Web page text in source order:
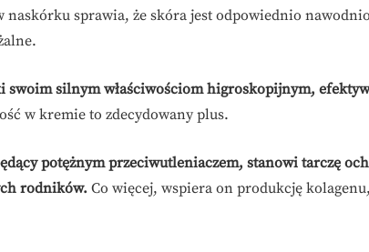
naskórku sprawia, że skóra jest odpowiednio
swoim silnym właściwościom higroskopijnym,
w kremie to zdecydowany plus.
potężnym przeciwutleniaczem, stanowi tarczę
rodników. Co więcej, wspiera on produkcję